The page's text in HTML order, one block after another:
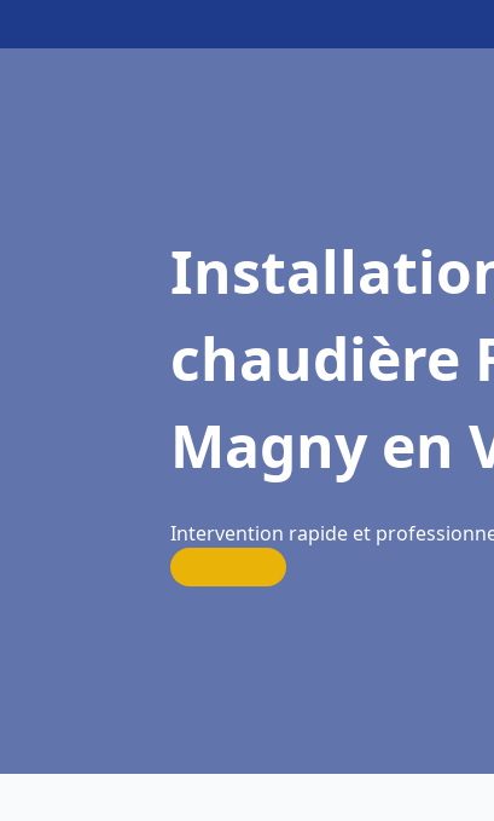
chaudière
Magny en
Intervention rapide et